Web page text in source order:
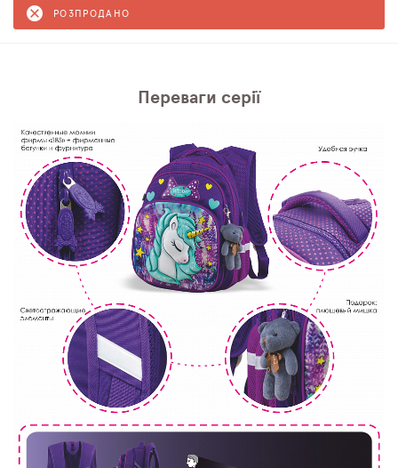
РОЗПРОДАНО
Переваги серії